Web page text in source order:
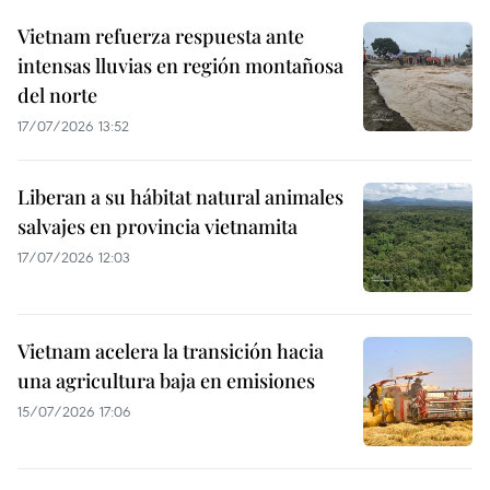
Vietnam refuerza respuesta ante
intensas lluvias en región montañosa
del norte
17/07/2026 13:52
Liberan a su hábitat natural animales
salvajes en provincia vietnamita
17/07/2026 12:03
Vietnam acelera la transición hacia
una agricultura baja en emisiones
15/07/2026 17:06